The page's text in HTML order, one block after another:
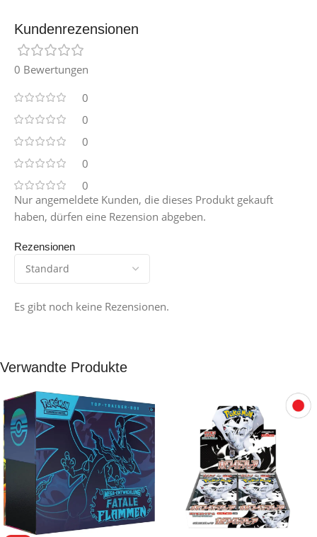
Kundenrezensionen
0 Bewertungen
0
0
0
0
0
Rezensionen
Es gibt noch keine Rezensionen.
Nur angemeldete Kunden, die dieses Produkt gekauft
haben, dürfen eine Rezension abgeben.
Verwandte Produkte